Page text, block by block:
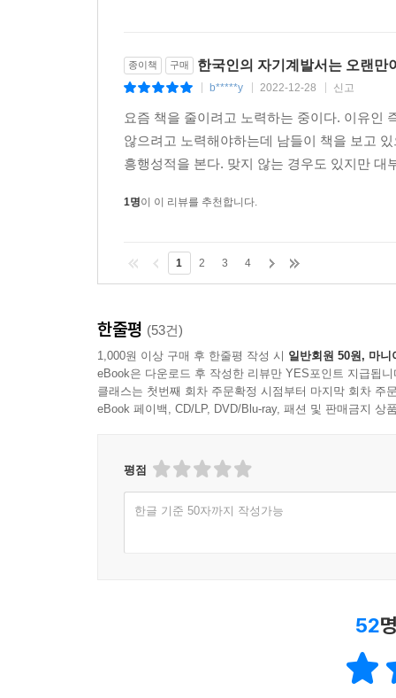
종이책 구매 한국인의 자기계발서는 오랜만
b*****y 2022-12-28 신고
요즘 책을 줄이려고 노력하는 중이다. 이유인
않으려고 노력해야하는데 남들이 책을 보고
흥행성적을 본다. 맞지 않는 경우도 있지만
1명이 이 리뷰를 추천합니다.
1 2 3 4
한줄평 (53건)
1,000원 이상 구매 후 한줄평 작성 시 일반회원 50원, 마니
eBook은 다운로드 후 작성한 리뷰만 YES포인트 지급됩니
클래스는 첫번째 회차 주문확정 시점부터 마지막 회차 주
eBook 페이백, CD/LP, DVD/Blu-ray, 패션 및 판매금지 상
평점
한글 기준 50자까지 작성가능
52